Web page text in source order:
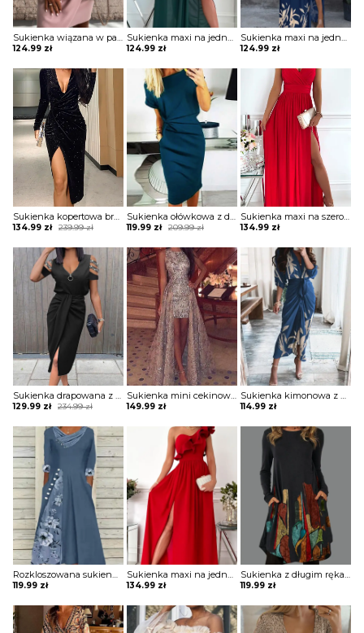
Sukienka wiązana w pasie z krótkimi koronkowymi rękawami
124.99 zł
Sukienka maxi na jedno ramię z drapowaniem
124.99 zł
Sukienka maxi na jedno ramię z zabudowanym dekoltem
124.99 zł
Sukienka kopertowa brokatowa z drapowaniem
239.99zł
Original
was:
239.99 zł.
134.99 zł
Current
is:
134.99 zł.
Sukienka ołówkowa z drapowaniem i dekoltem w łódkę
209.99zł
Original
was:
209.99 zł.
119.99 zł
Current
is:
119.99 zł.
Sukienka maxi na szerokich ramiączkach z kopertową górą i rozporkiem
134.99 zł
Sukienka drapowana z zamkiem i ozdobnymi paskami na ramionach
234.99zł
Original
was:
234.99 zł.
129.99 zł
Current
is:
129.99 zł.
Sukienka mini cekinowa z długą spódnicą
149.99 zł
Sukienka kimonowa z drapowaniem
114.99 zł
Rozkloszowana sukienka z ozdobnymi wstawkami
119.99 zł
Sukienka maxi na jedno ramię z falbaną
134.99 zł
Sukienka z długim rękawem z kieszeniami
119.99 zł